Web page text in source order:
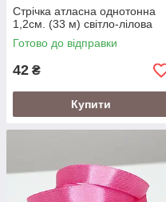
Стрічка атласна однотонна
1,2см. (33 м) світло-лілова
Готово до відправки
42 ₴
Купити